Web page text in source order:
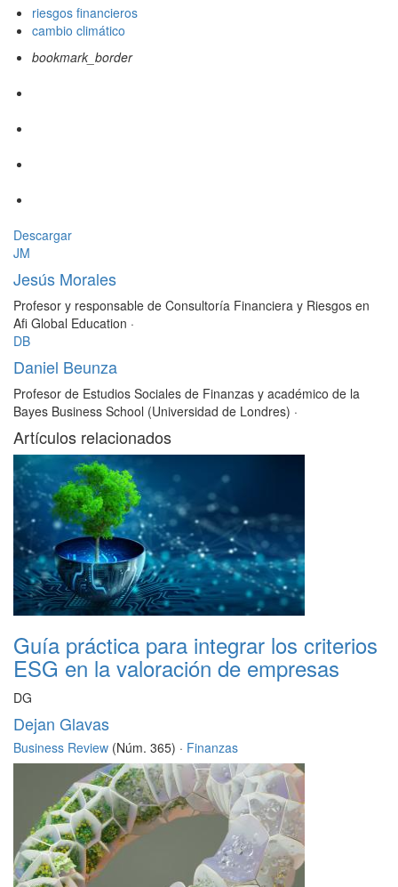
riesgos financieros
cambio climático
bookmark_border
Descargar
JM
Jesús Morales
Profesor y responsable de Consultoría Financiera y Riesgos en
Afi Global Education ·
DB
Daniel Beunza
Profesor de Estudios Sociales de Finanzas y académico de la
Bayes Business School (Universidad de Londres) ·
Artículos relacionados
Guía práctica para integrar los criterios
ESG en la valoración de empresas
DG
Dejan Glavas
Business Review (Núm. 365) · Finanzas